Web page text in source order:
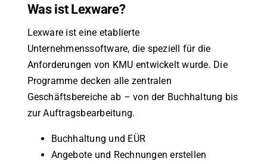
Was ist Lexware?
Lexware ist eine etablierte
Unternehmenssoftware, die speziell für die
Anforderungen von KMU entwickelt wurde. Die
Programme decken alle zentralen
Geschäftsbereiche ab – von der Buchhaltung bis
zur Auftragsbearbeitung.
Buchhaltung und EÜR
Angebote und Rechnungen erstellen